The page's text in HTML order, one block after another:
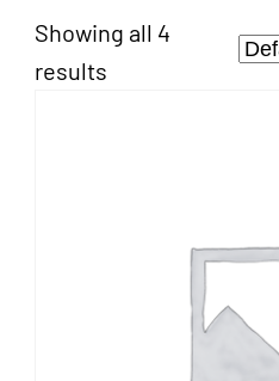
Showing all 4
results